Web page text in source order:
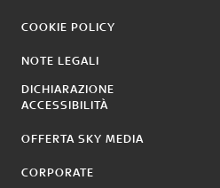
COOKIE POLICY
NOTE LEGALI
DICHIARAZIONE
ACCESSIBILITÀ
OFFERTA SKY MEDIA
CORPORATE